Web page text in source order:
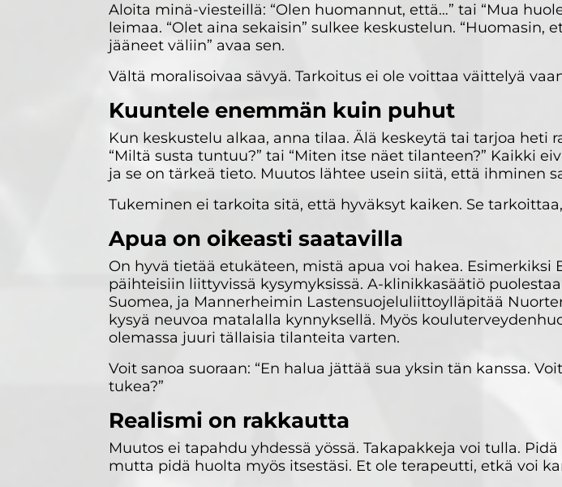
Aloita minä-viesteillä: “Olen huomannut, että…” tai “Mua
leimaa. “Olet aina sekaisin” sulkee keskustelun. “Huomasin,
jääneet väliin” avaa sen.
Vältä moralisoivaa sävyä. Tarkoitus ei ole voittaa väittelyä
Kuuntele enemmän kuin puhut
Kun keskustelu alkaa, anna tilaa. Älä keskeytä tai tarjoa heti
“Miltä susta tuntuu?” tai “Miten itse näet tilanteen?” Kaikki
ja se on tärkeä tieto. Muutos lähtee usein siitä, että ihminen
Tukeminen ei tarkoita sitä, että hyväksyt kaiken. Se
Apua on oikeasti saatavilla
On hyvä tietää etukäteen, mistä apua voi hakea. Esimerkiksi
päihteisiin liittyvissä kysymyksissä. A-klinikkasäätiö
Suomea, ja Mannerheimin Lastensuojeluliittoylläpitää
kysyä neuvoa matalalla kynnyksellä. Myös
olemassa juuri tällaisia tilanteita varten.
Voit sanoa suoraan: “En halua jättää sua yksin tän kanssa.
tukea?”
Realismi on rakkautta
Muutos ei tapahdu yhdessä yössä. Takapakkeja voi tulla.
mutta pidä huolta myös itsestäsi. Et ole terapeutti, etkä voi